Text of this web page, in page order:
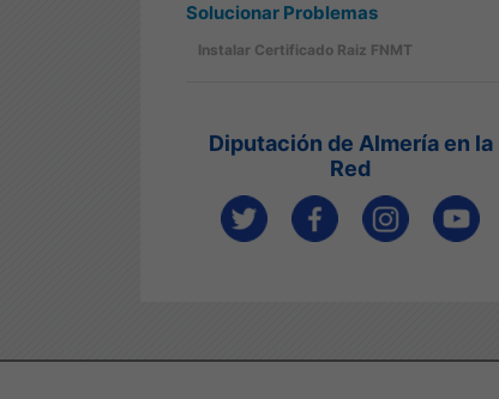
Solucionar Problemas
Instalar Certificado Raiz FNMT
Diputación de Almería en la
Red